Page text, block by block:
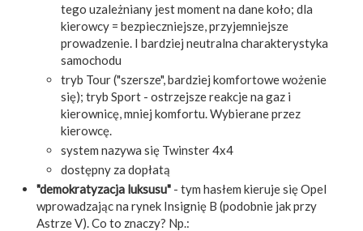
tego uzależniany jest moment na dane koło; dla
kierowcy = bezpieczniejsze, przyjemniejsze
prowadzenie. I bardziej neutralna charakterystyka
samochodu
tryb Tour ("szersze", bardziej komfortowe wożenie
się); tryb Sport - ostrzejsze reakcje na gaz i
kierownicę, mniej komfortu. Wybierane przez
kierowcę.
system nazywa się Twinster 4x4
dostępny za dopłatą
"demokratyzacja luksusu" - tym hasłem kieruje się Opel
wprowadzając na rynek Insignię B (podobnie jak przy
Astrze V). Co to znaczy? Np.: